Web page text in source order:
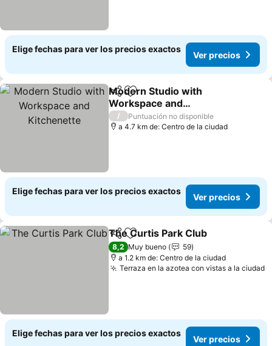
Elige fechas para ver los precios exactos
Ver precios
CompartirAgregar a favoritos
Modern Studio with
Workspace and
Kitchenette
Ver precios
/
Puntuación no disponible
a 4.7 km de: Centro de la ciudad
Elige fechas para ver los precios exactos
Ver precios
Compartir
Agregar a favoritos
The Curtis Park Club
8,2 Muy bueno
59
a 1.2 km de: Centro de la ciudad
Terraza en la azotea con vistas a la ciudad
Elige fechas para ver los precios exactos
Ver precios